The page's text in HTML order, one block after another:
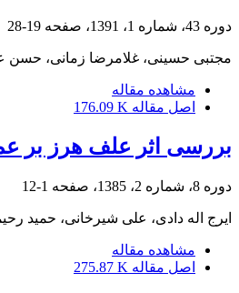
دوره 43، شماره 1، 1391، صفحه 19-28
مجتبی حسینی، غلامرضا زمانی، حسن
مشاهده مقاله
اصل مقاله 176.09 K
بررسی اثر علف هرز بر
دوره 8، شماره 2، 1385، صفحه 1-12
ایرج اله دادی، علی شیرخانی، حمید
مشاهده مقاله
اصل مقاله 275.87 K